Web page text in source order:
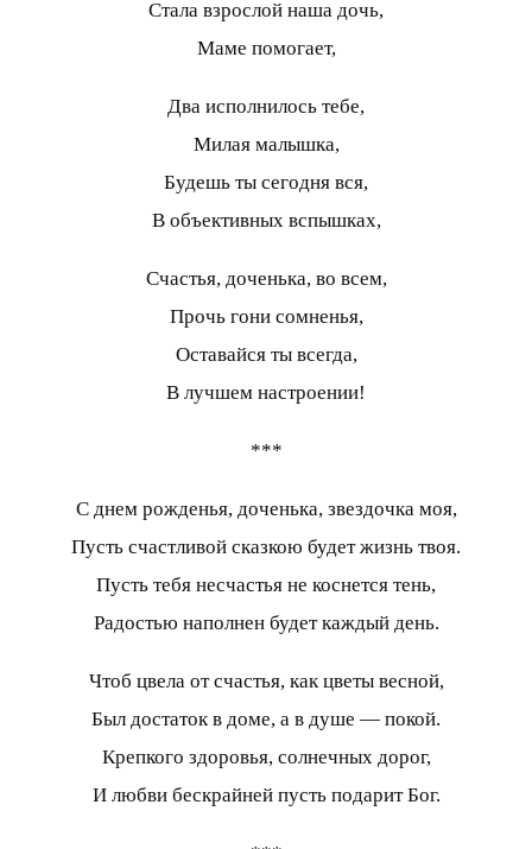
Стала взрослой наша дочь,
Маме помогает,
Два исполнилось тебе,
Милая малышка,
Будешь ты сегодня вся,
В объективных вспышках,
Счастья, доченька, во всем,
Прочь гони сомненья,
Оставайся ты всегда,
В лучшем настроении!
***
С днем рожденья, доченька, звездочка моя,
Пусть счастливой сказкою будет жизнь твоя.
Пусть тебя несчастья не коснется тень,
Радостью наполнен будет каждый день.
Чтоб цвела от счастья, как цветы весной,
Был достаток в доме, а в душе — покой.
Крепкого здоровья, солнечных дорог,
И любви бескрайней пусть подарит Бог.